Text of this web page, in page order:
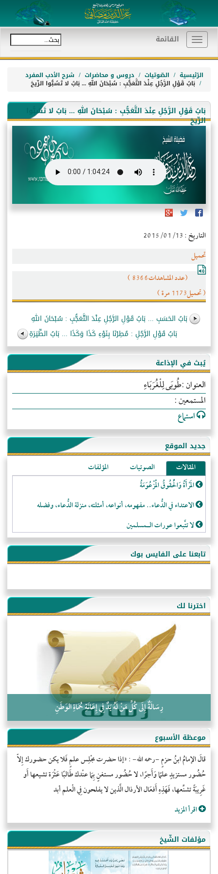
Toggle
navigation
القائمة
الرّئيسية الصّوتيات دروس و محاضرات شرح الأدب المفرد
بَابُ قَوْلِ الرَّجُلِ عِنْدَ التَّعَجُّبِ : سُبْحَانَ اللهِ ... بَابُ لا تَسُبُّوا الرِّيحَ
بَابُ قَوْلِ الرَّجُلِ عِنْدَ التَّعَجُّبِ : سُبْحَانَ اللهِ ... بَابُ لا تَسُبُّوا
الرِّيحَ
التاريخ : 2015/01/13
تحميل
(عدد المشاهدات8366 )
( تحميل1173 مرة )
بَابُ الحَسَبِ ... بَابُ قَوْلِ الرَّجُلِ عِنْدَ التَّعَجُّبِ : سُبْحَانَ اللهِ
بَابُ قَوْلِ الرَّجُلِ : مُطِرْنَا بِنَوْءِ كَذَا وَكَذَا ... بَابُ الطِّيَرَةِ
يُبث في الإذاعة
العنوان :طُوبَى لِلْغُرَبَاءِ
المستمعين :
استماع
جديد الموقع
المقالات الصوتيات
المؤلفات
المَرْأَةُ وَالْحُقُوقُ الْمَزْعُوَمَةُ
الاعتداء في الدُّعاء.. مفهومه، أنواعه، أمثلته، منزلة الدُّعاء، وفضله
لا تتَّبعوا عورات الـمسلمين
فقه النَّصيحة عند الصَّحابة الكرام رضي الله عنهم
لَا عِزَّةَ إِلَّا بِالإِسْلَامِ
هذه سبيلنا فماذا تنقمون؟!
أُسُـسُ بَـيْـتِ الـمُسْـلِمِ
التَّعْلِيمُ القُرْآنِي
كلمة إلى إخواني السلفيين في الجزائر
تابعنا على الفايس بوك
اخترنا لك
رِسَالَةٌ إِلَى كُلِّ مَنْ لَهُ يَدٌ فِي إِعَانَةِ حُمَاةِ الوَطَنِ
موعظة الأسبوع
قالَ الإمامُ ابنُ حزمٍ -رحمه الله- : «إذا حضرت مجْلِس علمٍ فَلا يكن حضورك إِلاّ
حُضُور مستزيدٍ علمًا وَأَجرًا، لا حُضُور مستغنٍ بِمَا عنْدك طَالبًا عَثْرَة تشيعها أَو
غَرِيبَةً تشنِّعها، فَهَذِهِ أَفعَال الأرذال الَّذين لا يفلحون فِي الْعلم أبد
اقرأ المزيد
مؤلفات الشّيخ